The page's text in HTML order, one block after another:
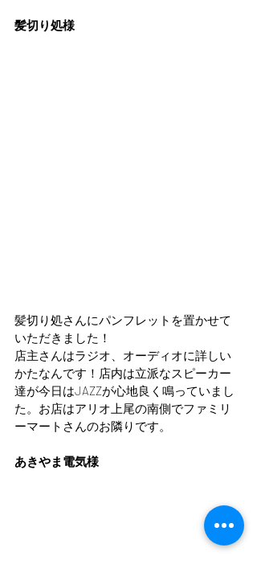
髪切り処様
髪切り処さんにパンフレットを置かせて
いただきました！
店主さんはラジオ、オーディオに詳しい
かたなんです！店内は立派なスピーカー
達が今日はJAZZが心地良く鳴っていまし
た。お店はアリオ上尾の南側でファミリ
ーマートさんのお隣りです。
あきやま電気様